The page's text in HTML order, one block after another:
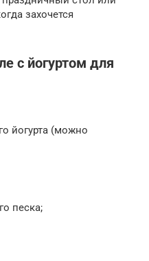
захочется
с йогуртом для
йогурта (можно
песка;